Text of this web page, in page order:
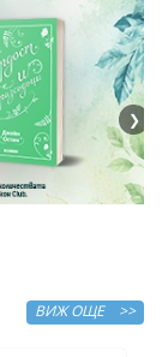
❯
ВИЖ ОЩЕ >>